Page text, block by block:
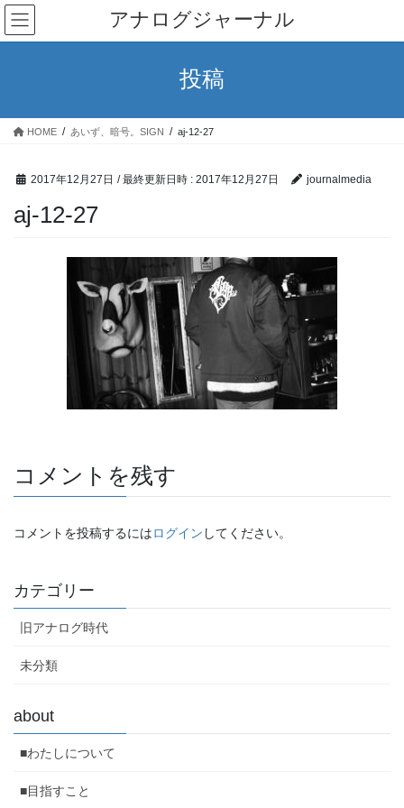
コ
ン
テ
ス
ナ
ビ
ゲ
ン
アナログジャーナル
投稿
HOME あいず、暗号。SIGN aj-12-27
2017年12月27日 / 最終更新日時 : 2017年12月27日 journalmedia
aj-12-27
コメントを残す
コメントを投稿するにはログイン してください。
カテゴリー
旧アナログ時代
未分類
about
■わたしについて
■目指すこと